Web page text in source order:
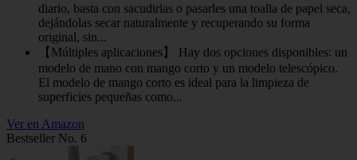
diario, basta con sacudirlas o pasarles una toalla de papel seca,
dejándolas secar naturalmente y recuperando su forma
original, sin...
【Múltiples aplicaciones】 Hay dos opciones disponibles: un
modelo de mano con mango corto y un modelo telescópico.
El modelo de mango corto es ideal para la limpieza de
superficies pequeñas como...
Ver en Amazon
Bestseller No. 6